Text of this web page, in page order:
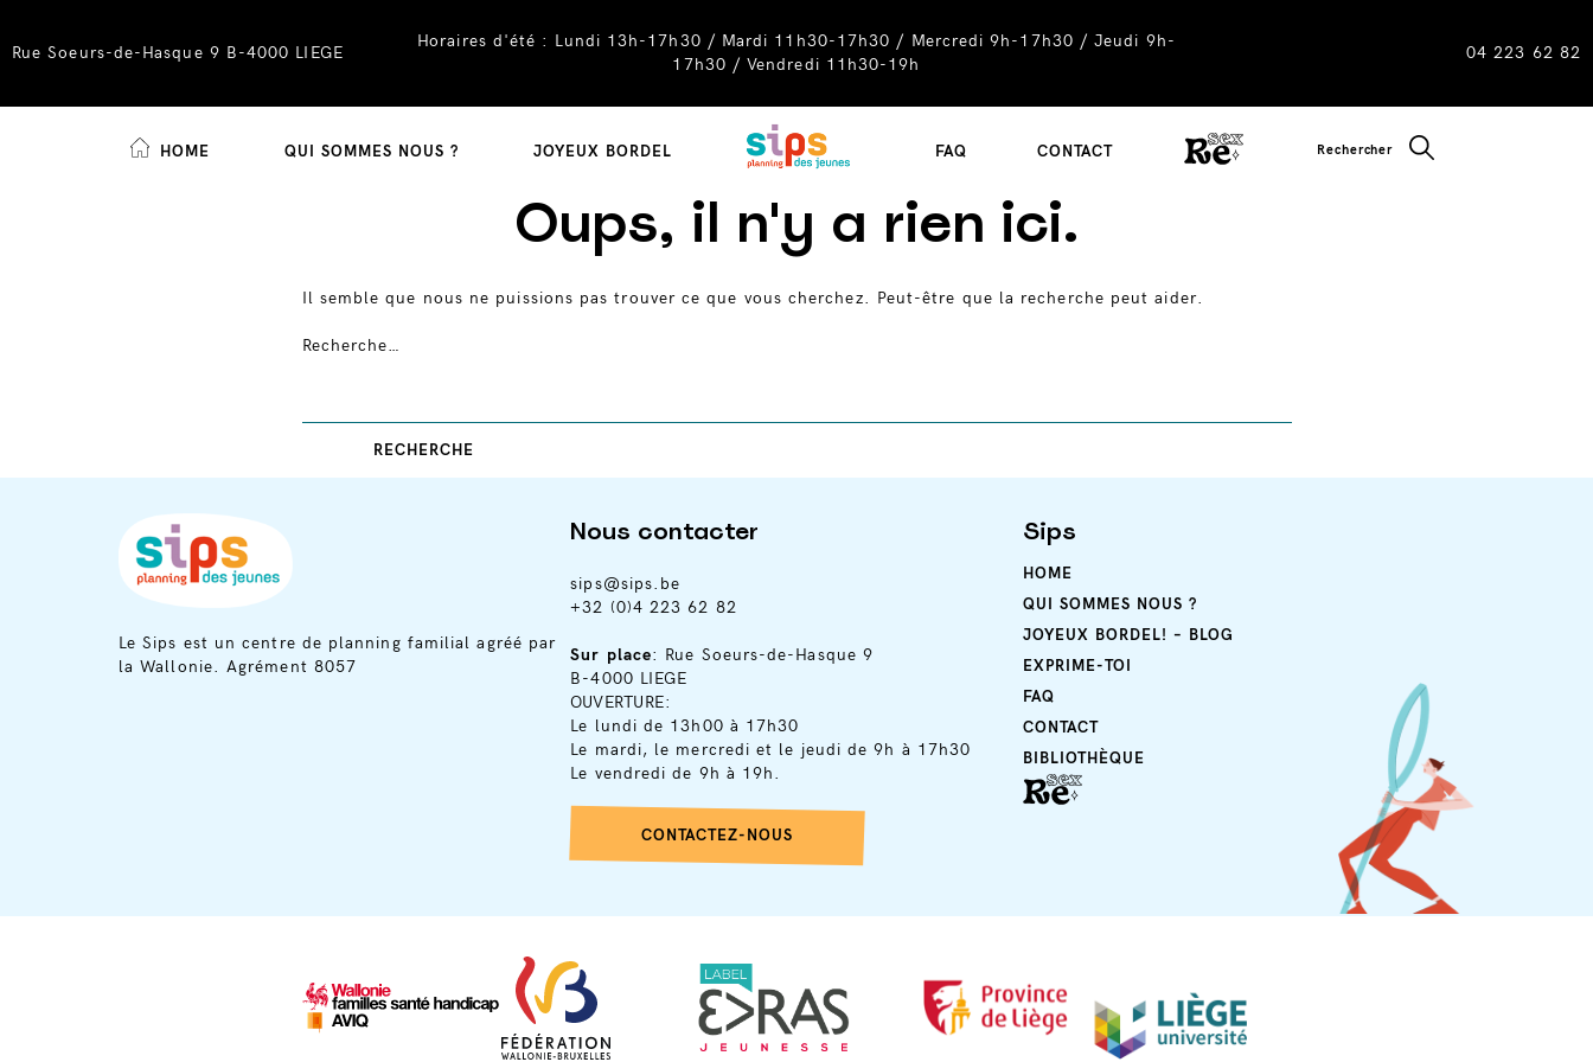
Rue Soeurs-de-Hasque 9 B-4000 LIEGE
Horaires d'été : Lundi 13h-17h30 / Mardi 11h30-17h30 / Mercredi 9h-17h30 / Jeudi 9h-
17h30 / Vendredi 11h30-19h
04 223 62 82
HOME QUI SOMMES NOUS ? JOYEUX BORDEL
FAQ
CONTACT Rechercher
Oups, il n'y a rien ici.
Il semble que nous ne puissions pas trouver ce que vous cherchez. Peut-être que la recherche peut aider.
Recherche…
Le Sips est un centre de planning familial agréé par
la Wallonie. Agrément 8057
Nous contacter
sips@sips.be
+32 (0)4 223 62 82
Sur place: Rue Soeurs-de-Hasque 9
B-4000 LIEGE
OUVERTURE:
Le lundi de 13h00 à 17h30
Le mardi, le mercredi et le jeudi de 9h à 17h30
Le vendredi de 9h à 19h.
CONTACTEZ-NOUS
Sips
HOME
QUI SOMMES NOUS ?
JOYEUX BORDEL! – BLOG
EXPRIME-TOI
FAQ
CONTACT
BIBLIOTHÈQUE